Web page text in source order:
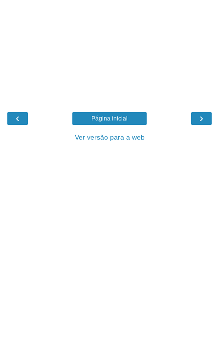
‹ ›
Página inicial
Ver versão para a web